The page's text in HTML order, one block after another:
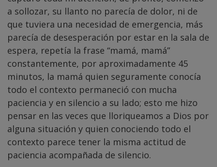
a sollozar, su llanto no parecía de dolor, ni de
que tuviera una necesidad de emergencia, más
parecía de desesperación por estar en la sala de
espera, repetía la frase “mamá, mamá”
constantemente, por aproximadamente 45
minutos, la mamá quien seguramente conocía
todo el contexto permaneció con mucha
paciencia y en silencio a su lado; esto me hizo
pensar en las veces que lloriqueamos a Dios por
alguna situación y quien conociendo todo el
contexto parece tener la misma actitud de
paciencia acompañada de silencio.